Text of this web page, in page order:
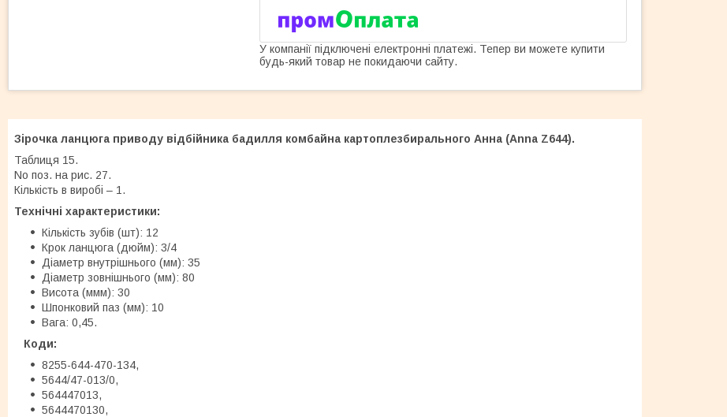
У компанії підключені електронні платежі. Тепер ви можете купити
будь-який товар не покидаючи сайту.
Зірочка ланцюга приводу відбійника бадилля комбайна картоплезбирального Анна (Anna Z644).
Таблиця 15.
No поз. на рис. 27.
Кількість в виробі – 1.
Технічні характеристики:
Кількість зубів (шт): 12
Крок ланцюга (дюйм): 3/4
Діаметр внутрішнього (мм): 35
Діаметр зовнішнього (мм): 80
Висота (ммм): 30
Шпонковий паз (мм): 10
Вага: 0,45.
Коди:
8255-644-470-134,
5644/47-013/0,
564447013,
5644470130,